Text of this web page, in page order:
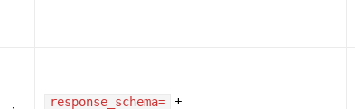
response_schema= +